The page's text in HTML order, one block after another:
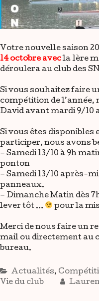
Votre nouvelle saison
14 octobre avecla 1ère
déroulera au club des
Si vous souhaitez faire
compétition de l’année,
David avant mardi 9/10
Si vous êtes disponibles
participer, nous avons
– Samedi 13/10 à 9h
ponton
– Samedi 13/10 après-
panneaux.
– Dimanche Matin dès
lever tôt …
pour la
Merci de nous faire un
mail ou directement au
bureau.
Actualités,
Vie du club